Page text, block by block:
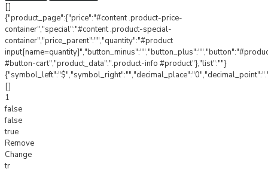
[]
{"product_page":{"price":"#content .product-price-
container","special":"#content .product-special-
container","price_parent":"","quantity":"#product
#button-cart","product_data":".product-info #product"},"list":""}
[]
1
false
false
true
Remove
Change
tr